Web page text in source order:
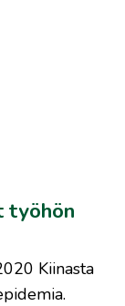
työhön
Kiinasta